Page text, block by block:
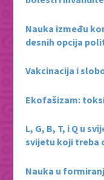
Nauka između
desnih opcija
Vakcinacija i
Ekofašizam:
L, G, B, T, i Q u
svijetu koji treba
Nauka u